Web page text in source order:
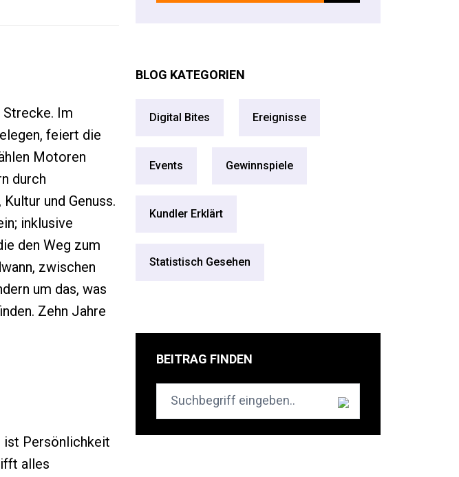
Im
feiert die
Motoren
durch
und Genuss.
inklusive
den Weg zum
zwischen
um das, was
Zehn Jahre
ist Persönlichkeit
alles
BLOG KATEGORIEN
Digital Bites Ereignisse
Events Gewinnspiele
Kundler Erklärt
Statistisch Gesehen
BEITRAG FINDEN